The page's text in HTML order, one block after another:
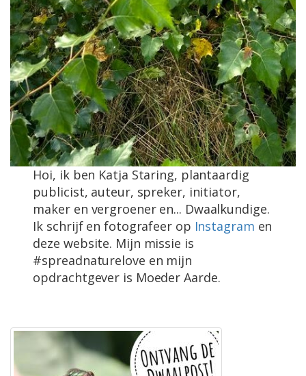
Hoi, ik ben Katja Staring, plantaardig
publicist, auteur, spreker, initiator,
maker en vergroener en... Dwaalkundige.
Ik schrijf en fotografeer op Instagram en
deze website. Mijn missie is
#spreadnaturelove en mijn
opdrachtgever is Moeder Aarde.